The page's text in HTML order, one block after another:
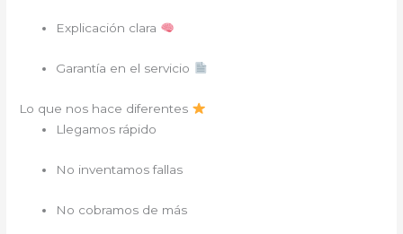
Explicación clara
Garantía en el servicio
Lo que nos hace diferentes
Llegamos rápido
No inventamos fallas
No cobramos de más